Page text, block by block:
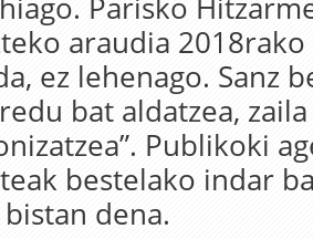
Parisko
araudia
ez lehenago. Sanz
bat aldatzea,
Publikoki
bestelako indar
dena.